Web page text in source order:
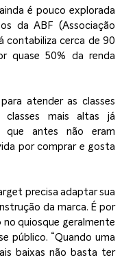
é pouco explorada
da ABF (Associação
contabiliza cerca de 90
quase 50% da renda
atender as classes
mais altas já
que antes não eram
por comprar e gosta
precisa adaptar sua
da marca. É por
quiosque geralmente
público. “Quando uma
baixas não basta ter